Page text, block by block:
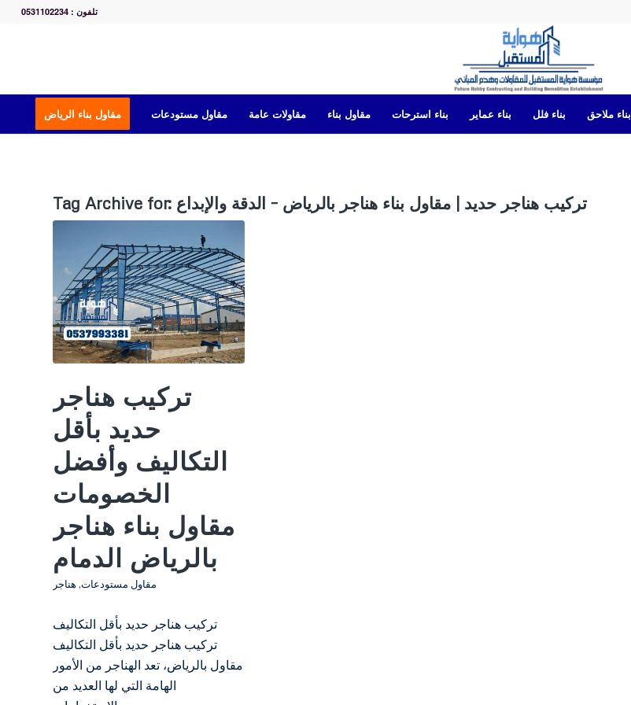
تلفون : 0531102234
مقاول بناء الرياض مقاول مستودعات مقاولات عامة مقاول بناء بناء استرحات بناء عماير بناء فلل بناء ملاحق
Tag Archive for: تركيب هناجر حديد | مقاول بناء هناجر بالرياض – الدقة والإبداع
تركيب هناجر
حديد بأقل
التكاليف وأفضل
الخصومات
مقاول بناء هناجر
بالرياض الدمام
مقاول مستودعات, هناجر
تركيب هناجر حديد بأقل التكاليف
تركيب هناجر حديد بأقل التكاليف
مقاول بالرياض، تعد الهناجر من الأمور
الهامة التي لها العديد من